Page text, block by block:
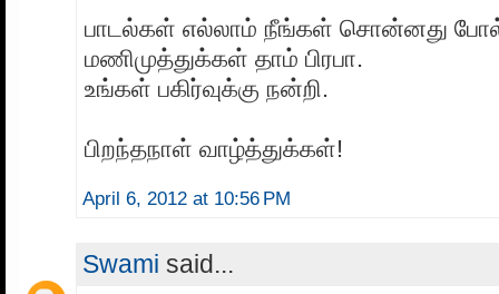
பாடல்கள் எல்லாம் நீங்கள் சொன்னது
மணிமுத்துக்கள் தாம் பிரபா.
உங்கள் பகிர்வுக்கு நன்றி.
பிறந்தநாள் வாழ்த்துக்கள்!
April 6, 2012 at 10:56 PM
Swami said...